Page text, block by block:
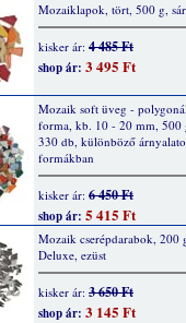
Mozaiklapok, tört, 500 g,
kisker ár: 4 485 Ft
shop ár: 3 495 Ft
Mozaik soft üveg -
forma, kb. 10 - 20 mm, 500
330 db, különböző
formákban
kisker ár: 6 450 Ft
shop ár: 5 415 Ft
Mozaik cserépdarabok, 200
Deluxe, ezüst
kisker ár: 3 650 Ft
shop ár: 3 145 Ft